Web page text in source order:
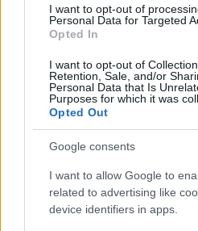
I want to opt-out of
Personal Data for Targeted
Opted In
I want to opt-out of
Retention, Sale, and/or
Personal Data that Is
Purposes for which it was
Opted Out
Google consents
I want to allow Google to
related to advertising like
device identifiers in apps.
A legkedvesebb állatos
ugyanaz, ami Epheszoszban
helyen történt, az Erkel
Jochum vezényelte Schubert
szimfóniáját. Egy macska
oldalbejárón, lassan és
karmesteri pulpitus felé,
és, mint aki tudja, hogy
kiszaladt. Nyílt színi taps
erről a pillanatról szólt, erről
mindenki. Azóta sem értem.
hatással van ránk egy kóbor